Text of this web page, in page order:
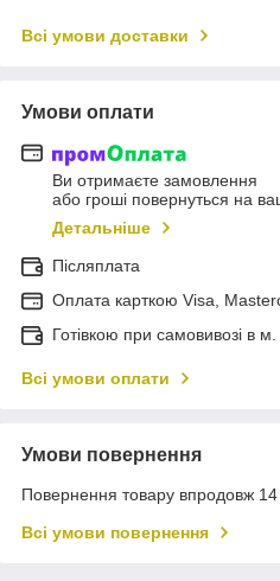
Всі умови доставки
Умови оплати
Ви отримаєте замовлення
або гроші повернуться на
Детальніше
Післяплата
Оплата карткою Visa,
Готівкою при самовивозі в
Всі умови оплати
Умови повернення
Повернення товару впродовж 14
Всі умови повернення